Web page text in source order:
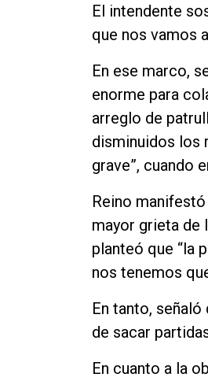
El intendente
que nos vamos
En ese marco,
enorme para
arreglo de
disminuidos los
grave”, cuando
Reino
mayor grieta de
planteó que “la
nos tenemos
En tanto,
de sacar
En cuanto a la